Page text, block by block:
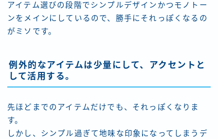
アイテム選びの段階でシンプルデザインかつモノトー
ンをメインにしているので、勝手にそれっぽくなるの
がミソです。
例外的なアイテムは少量にして、アクセントと
して活用する。
先ほどまでのアイテムだけでも、それっぽくなりま
す。
しかし、シンプル過ぎて地味な印象になってしまうデ